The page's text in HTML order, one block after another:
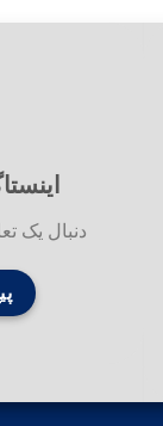
دنبال یک